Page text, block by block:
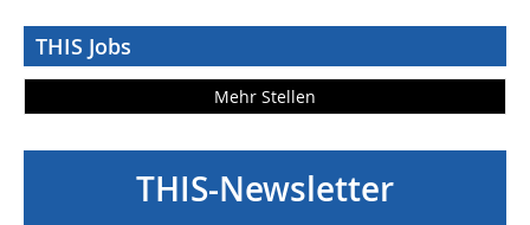
THIS Jobs
Mehr Stellen
THIS-Newsletter